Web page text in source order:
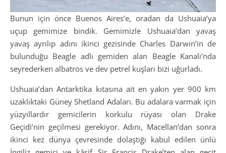
Bunun için önce Buenos Aires’e, oradan da Ushuaia’ya
uçup gemimize bindik. Gemimizle Ushuaia’dan yavaş
yavaş ayrılıp adını ikinci gezisinde Charles Darwin’in de
bulunduğu Beagle adlı gemiden alan Beagle Kanalı’nda
seyrederken albatros ve dev petrel kuşları bizi uğurladı.
Ushuaia’dan Antarktika kıtasına ait en yakın yer 900 km
uzaklıktaki Güney Shetland Adaları. Bu adalara varmak için
yüzyıllardır gemicilerin korkulu rüyası olan Drake
Geçidi’nin geçilmesi gerekiyor. Adını, Macellan’dan sonra
ikinci kez dünya çevresinde dolaştığı kabul edilen ünlü